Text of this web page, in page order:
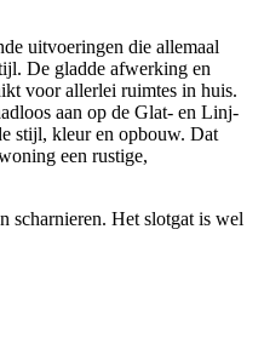
uitvoeringen die allemaal
De gladde afwerking en
voor allerlei ruimtes in huis.
aan op de Glat- en Linj-
stijl, kleur en opbouw. Dat
een rustige,
scharnieren. Het slotgat is wel